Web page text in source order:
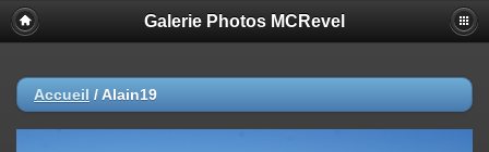
Galerie Photos MCRevel
Accueil / Alain19